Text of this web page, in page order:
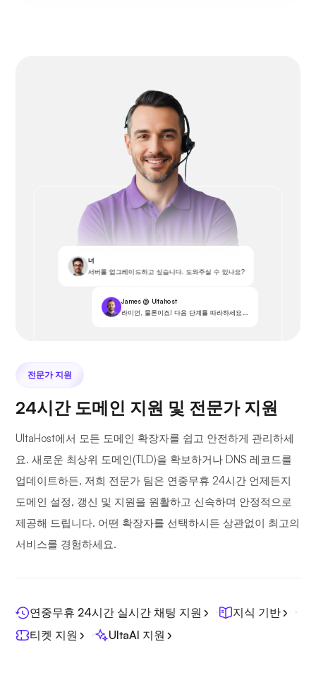
너
서버를 업그레이드하고 싶습니다. 도와주실 수 있나요?
James @ Ultahost
라이언, 물론이죠! 다음 단계를 따라하세요...
전문가 지원
24시간 도메인 지원 및 전문가 지원
UltaHost에서 모든 도메인 확장자를 쉽고 안전하게 관리하세
요. 새로운 최상위 도메인(TLD)을 확보하거나 DNS 레코드를
업데이트하든, 저희 전문가 팀은 연중무휴 24시간 언제든지
도메인 설정, 갱신 및 지원을 원활하고 신속하며 안정적으로
제공해 드립니다. 어떤 확장자를 선택하시든 상관없이 최고의
서비스를 경험하세요.
연중무휴 24시간 실시간 채팅 지원
지식 기반
티켓 지원
UltaAI 지원